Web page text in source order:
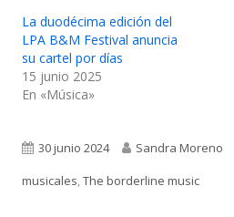
La duodécima edición del
LPA B&M Festival anuncia
su cartel por días
15 junio 2025
En «Música»
Publicado
el
30 junio 2024 Autor
Sandra Moreno
musicales,The borderline music